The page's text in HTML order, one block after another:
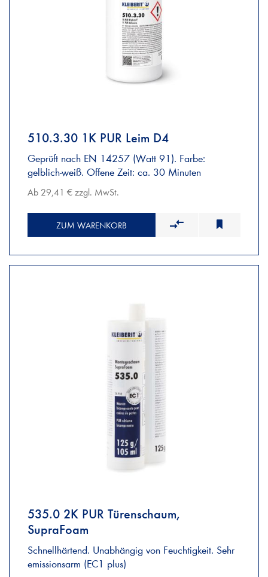
510.3.30 1K PUR Leim D4
Geprüft nach EN 14257 (Watt 91). Farbe:
gelblich-weiß. Offene Zeit: ca. 30 Minuten
Ab 29,41 € zzgl. MwSt.
ZUM WARENKORB
535.0 2K PUR Türenschaum,
SupraFoam
Schnellhärtend. Unabhängig von Feuchtigkeit. Sehr
emissionsarm (EC1 plus)